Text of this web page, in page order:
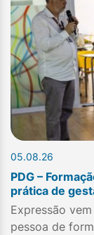
05.08.26
PDG –
prática de
Expressão
pessoa de